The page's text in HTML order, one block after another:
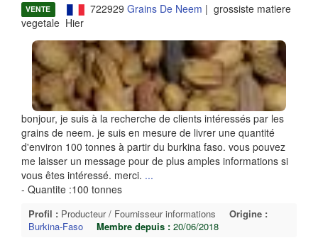
VENTE 722929 Grains De Neem | grossiste matiere
vegetale Hier
bonjour, je suis à la recherche de clients intéressés par les
grains de neem. je suis en mesure de livrer une quantité
d'environ 100 tonnes à partir du burkina faso. vous pouvez
me laisser un message pour de plus amples informations si
vous êtes intéressé. merci. ...
- Quantite :100 tonnes
Profil : Producteur / Fournisseur informations
Origine :
Burkina-Faso
Membre depuis : 20/06/2018